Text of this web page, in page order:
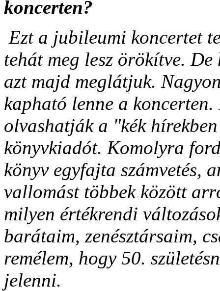
koncerten?
Ezt a jubileumi koncertet
tehát meg lesz örökítve.
azt majd meglátjuk.
kapható lenne a
olvashatják a "kék
könyvkiadót. Komolyra
könyv egyfajta számvetés,
vallomást többek között
milyen értékrendi
barátaim, zenésztársaim,
remélem, hogy 50.
jelenni.